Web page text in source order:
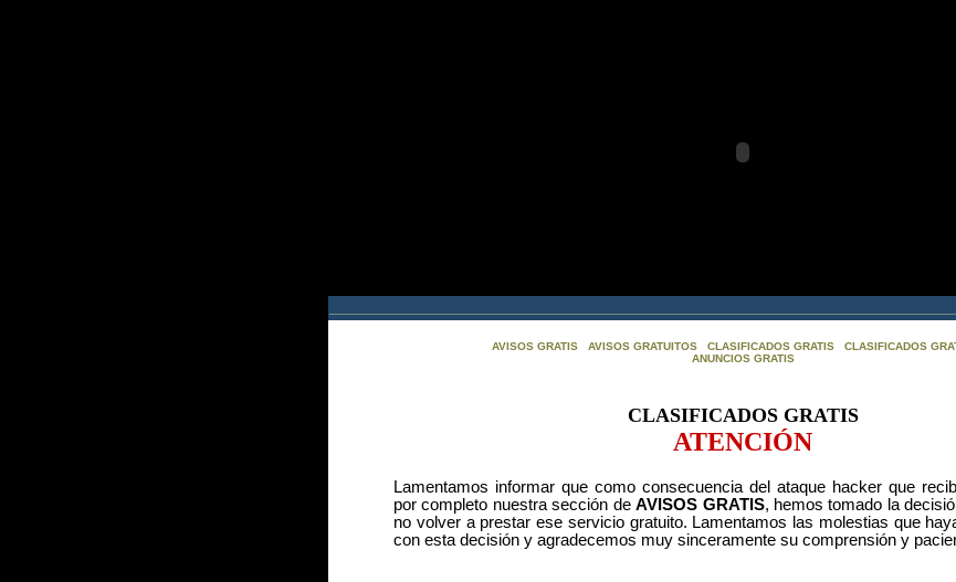
AVISOS GRATIS AVISOS GRATUITOS CLASIFICADOS GRATIS
CLASIFICADOS
ANUNCIOS GRATIS
CLASIFICADOS GRATIS
ATENCIÓN
Lamentamos informar que como consecuencia del ataque hacker que
por completo nuestra sección deAVISOS GRATIS, hemos tomado la
no volver a prestar ese servicio gratuito. Lamentamos las molestias que
con esta decisión y agradecemos muy sinceramente su comprensión y